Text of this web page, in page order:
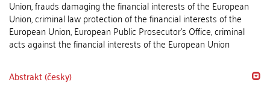
Union, frauds damaging the financial interests of the European
Union, criminal law protection of the financial interests of the
European Union, European Public Prosecutor's Office, criminal
acts against the financial interests of the European Union
Abstrakt (česky)